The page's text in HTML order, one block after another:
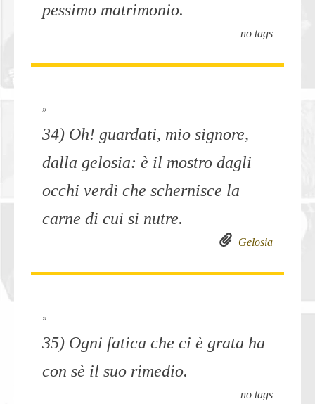
pessimo matrimonio.
no tags
»
34) Oh! guardati, mio signore,
dalla gelosia: è il mostro dagli
occhi verdi che schernisce la
carne di cui si nutre.
Gelosia
»
35) Ogni fatica che ci è grata ha
con sè il suo rimedio.
no tags